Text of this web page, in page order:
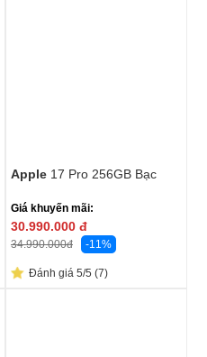
Apple 17 Pro 256GB Bạc
Giá khuyến mãi:
30.990.000 đ
34.990.000đ -11%
Đánh giá 5/5 (7)